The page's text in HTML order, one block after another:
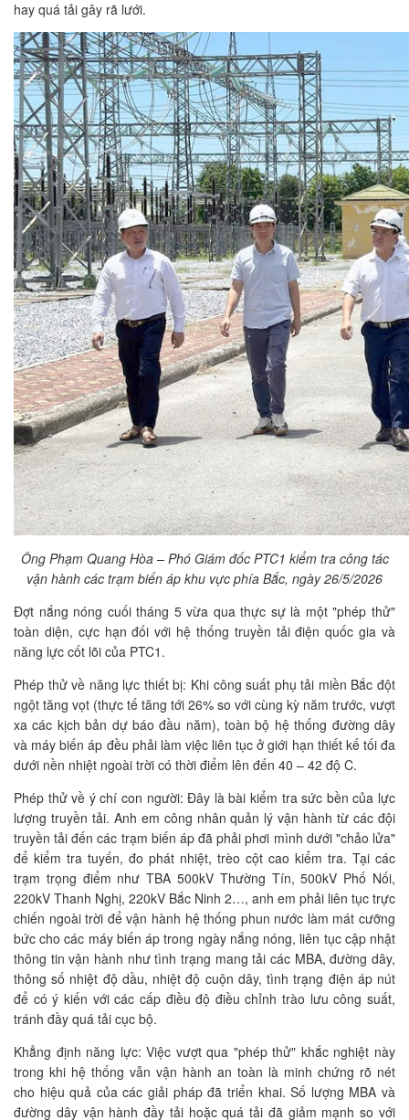
hay quá tải gây rã lưới.
Ông Phạm Quang Hòa – Phó Giám đốc PTC1 kiểm tra công tác
vận hành các trạm biến áp khu vực phía Bắc, ngày 26/5/2026
Đợt nắng nóng cuối tháng 5 vừa qua thực sự là một "phép thử"
toàn diện, cực hạn đối với hệ thống truyền tải điện quốc gia và
năng lực cốt lõi của PTC1.
Phép thử về năng lực thiết bị: Khi công suất phụ tải miền Bắc đột
ngột tăng vọt (thực tế tăng tới 26% so với cùng kỳ năm trước, vượt
xa các kịch bản dự báo đầu năm), toàn bộ hệ thống đường dây
và máy biến áp đều phải làm việc liên tục ở giới hạn thiết kế tối đa
dưới nền nhiệt ngoài trời có thời điểm lên đến 40 – 42 độ C.
Phép thử về ý chí con người: Đây là bài kiểm tra sức bền của lực
lượng truyền tải. Anh em công nhân quản lý vận hành từ các đội
truyền tải đến các trạm biến áp đã phải phơi mình dưới "chảo lửa"
để kiểm tra tuyến, đo phát nhiệt, trèo cột cao kiểm tra. Tại các
trạm trọng điểm như TBA 500kV Thường Tín, 500kV Phố Nối,
220kV Thanh Nghị, 220kV Bắc Ninh 2…, anh em phải liên tục trực
chiến ngoài trời để vận hành hệ thống phun nước làm mát cưỡng
bức cho các máy biến áp trong ngày nắng nóng, liên tục cập nhật
thông tin vận hành như tình trạng mang tải các MBA, đường dây,
thông số nhiệt độ dầu, nhiệt độ cuộn dây, tình trạng điện áp nút
để có ý kiến với các cấp điều độ điều chỉnh trào lưu công suất,
tránh đầy quá tải cục bộ.
Khẳng định năng lực: Việc vượt qua "phép thử" khắc nghiệt này
trong khi hệ thống vẫn vận hành an toàn là minh chứng rõ nét
cho hiệu quả của các giải pháp đã triển khai. Số lượng MBA và
đường dây vận hành đầy tải hoặc quá tải đã giảm mạnh so với